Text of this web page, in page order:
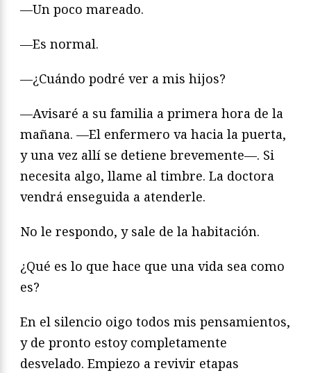
—Un poco mareado.
—Es normal.
—¿Cuándo podré ver a mis hijos?
—Avisaré a su familia a primera hora de la
mañana. —El enfermero va hacia la puerta,
y una vez allí se detiene brevemente—. Si
necesita algo, llame al timbre. La doctora
vendrá enseguida a atenderle.
No le respondo, y sale de la habitación.
¿Qué es lo que hace que una vida sea como
es?
En el silencio oigo todos mis pensamientos,
y de pronto estoy completamente
desvelado. Empiezo a revivir etapas